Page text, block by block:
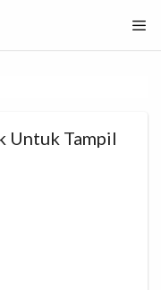
Untuk Tampil